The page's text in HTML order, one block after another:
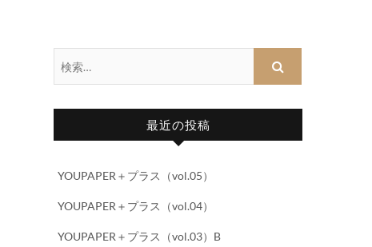
最近の投稿
YOUPAPER＋プラス（vol.05）
YOUPAPER＋プラス（vol.04）
YOUPAPER＋プラス（vol.03）B